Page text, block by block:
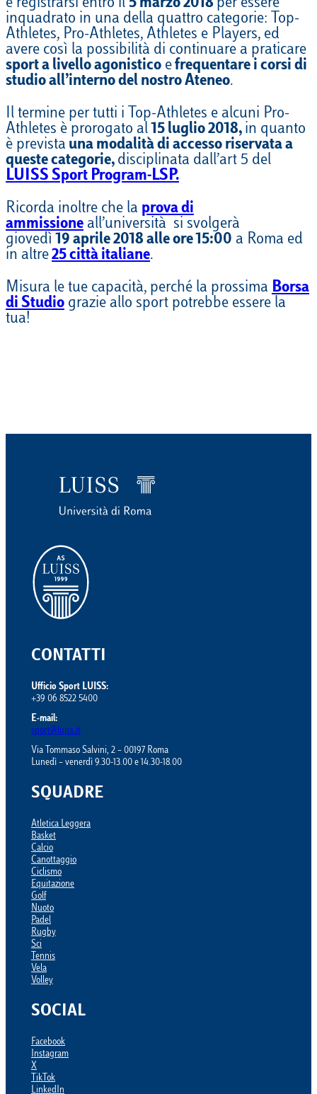
e registrarsi entro il 5 marzo 2018 per essere
inquadrato in una della quattro categorie: Top-
Athletes, Pro-Athletes, Athletes e Players, ed
avere così la possibilità di continuare a praticare
sport a livello agonistico efrequentare i corsi di
studio all’interno del nostro Ateneo.
Il termine per tutti i Top-Athletes e alcuni Pro-
Athletes è prorogato al 15 luglio 2018, in quanto
è prevista una modalità di accesso riservata a
queste categorie, disciplinata dall’art 5 del
LUISS Sport Program-LSP.
Ricorda inoltre che la prova di
ammissione all’università si svolgerà
giovedì 19 aprile 2018 alle ore 15:00 a Roma ed
in altre25 città italiane.
Misura le tue capacità, perché la prossima Borsa
di Studio grazie allo sport potrebbe essere la
tua!
CONTATTI
Ufficio Sport LUISS:
+39 06 8522 5400
E-mail:
sport@luiss.it
Via Tommaso Salvini, 2 – 00197 Roma
Lunedì – venerdì 9.30-13.00 e 14.30-18.00
SQUADRE
Atletica Leggera
Basket
Calcio
Canottaggio
Ciclismo
Equitazione
Golf
Nuoto
Padel
Rugby
Sci
Tennis
Vela
Volley
SOCIAL
Facebook
Instagram
X
TikTok
LinkedIn